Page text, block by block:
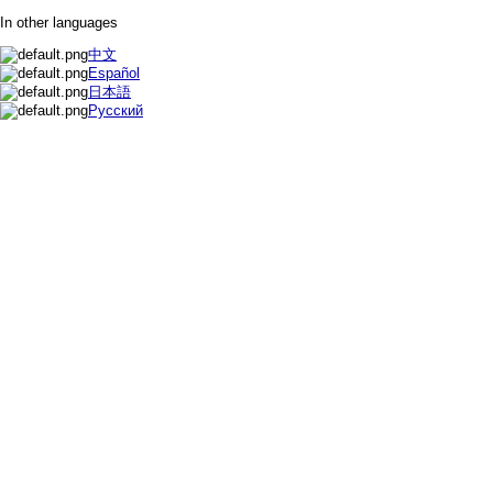
In other languages
中文
Español
日本語
Русский